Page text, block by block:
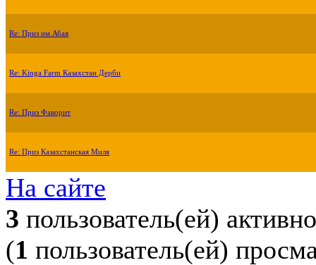
Re: Приз им.Абая
Re: Kinga Farm Казахстан Дерби
Re: Приз Фаворит
Re: Приз Казахстанская Миля
На сайте
3 пользователь(ей) активно
(1 пользователь(ей)